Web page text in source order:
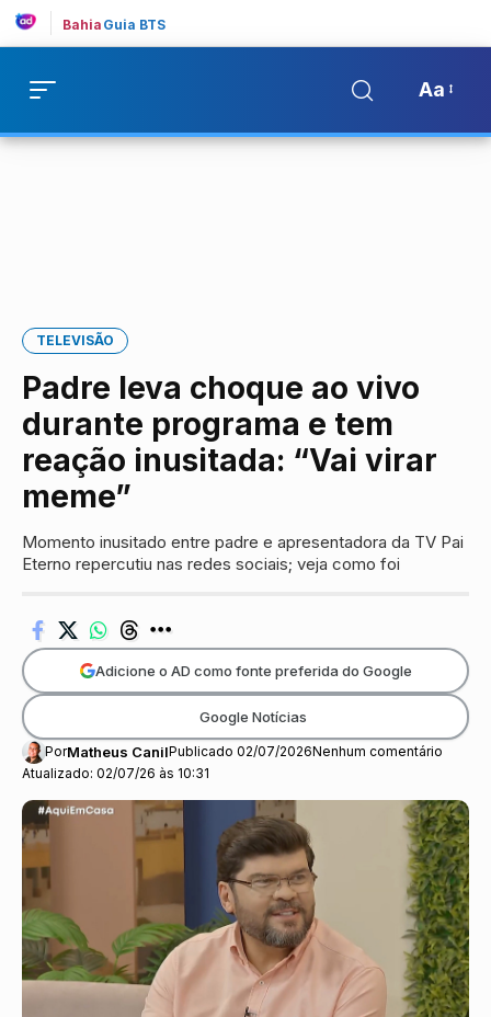
Bahia Guia BTS
Aa
TELEVISÃO
Padre leva choque ao vivo
durante programa e tem
reação inusitada: “Vai virar
meme”
Momento inusitado entre padre e apresentadora da TV Pai
Eterno repercutiu nas redes sociais; veja como foi
Atualizado: 02/07/26 às 10:31
PorMatheus CanilPublicado 02/07/2026Nenhum comentário
Adicione o AD como fonte preferida do Google
Google Notícias